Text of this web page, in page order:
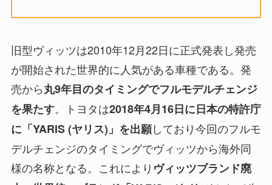
旧型ヴィッツは2010年12月22日に正式発表し発売
が開始された世界的に人気がある車種である。発
売から丸9年目のタイミングでフルモデルチェンジ
を果たす。トヨタは2018年4月16日に日本の特許庁
に「YARIS (ヤリス)」を出願しており今回のフルモ
デルチェンジのタイミングでヴィッツから海外同
様の名称となる。これにより ヴィッツブランド廃